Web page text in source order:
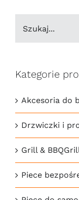
Kategorie
Akcesoria do
Drzwiczki i
Grill &
Piece